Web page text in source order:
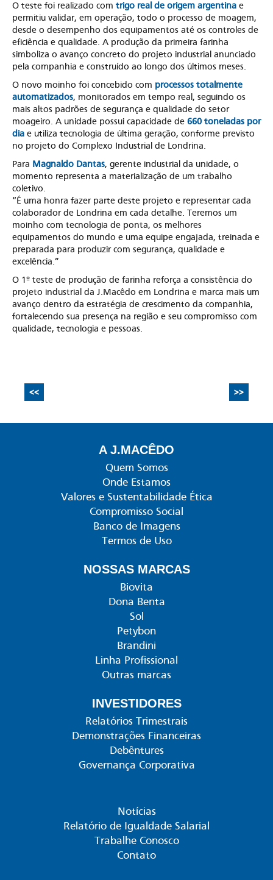
O teste foi realizado com trigo real de origem argentina e
permitiu validar, em operação, todo o processo de moagem,
desde o desempenho dos equipamentos até os controles de
eficiência e qualidade. A produção da primeira farinha
simboliza o avanço concreto do projeto industrial anunciado
pela companhia e construído ao longo dos últimos meses.
O novo moinho foi concebido com processos totalmente
automatizados, monitorados em tempo real, seguindo os
mais altos padrões de segurança e qualidade do setor
moageiro. A unidade possui capacidade de 660 toneladas por
dia e utiliza tecnologia de última geração, conforme previsto
no projeto do Complexo Industrial de Londrina.
Para Magnaldo Dantas, gerente industrial da unidade, o
momento representa a materialização de um trabalho
coletivo.
“É uma honra fazer parte deste projeto e representar cada
colaborador de Londrina em cada detalhe. Teremos um
moinho com tecnologia de ponta, os melhores
equipamentos do mundo e uma equipe engajada, treinada e
preparada para produzir com segurança, qualidade e
excelência.”
O 1º teste de produção de farinha reforça a consistência do
projeto industrial da J.Macêdo em Londrina e marca mais um
avanço dentro da estratégia de crescimento da companhia,
fortalecendo sua presença na região e seu compromisso com
qualidade, tecnologia e pessoas.
<< >>
A J.MACÊDO
Quem Somos
Onde Estamos
Valores e Sustentabilidade Ética
Compromisso Social
Banco de Imagens
Termos de Uso
NOSSAS MARCAS
Biovita
Dona Benta
Sol
Petybon
Brandini
Linha Profissional
Outras marcas
INVESTIDORES
Relatórios Trimestrais
Demonstrações Financeiras
Debêntures
Governança Corporativa
Notícias
Relatório de Igualdade Salarial
Trabalhe Conosco
Contato